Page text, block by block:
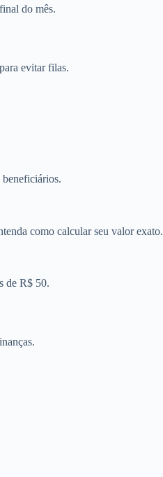
do mês.
evitar filas.
beneficiários.
como calcular seu valor exato.
de R$ 50.